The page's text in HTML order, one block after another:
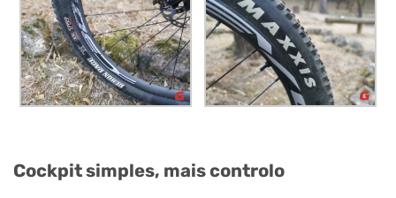
Cockpit simples, mais controlo